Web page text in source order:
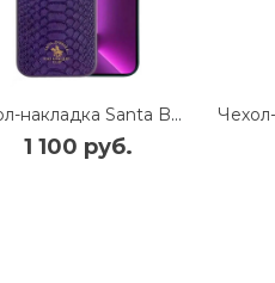
Чехол-накладка Santa Barbara Ravel для iPhone 14 Pro натуральная кожа (фиолетовый)
1 100 руб.